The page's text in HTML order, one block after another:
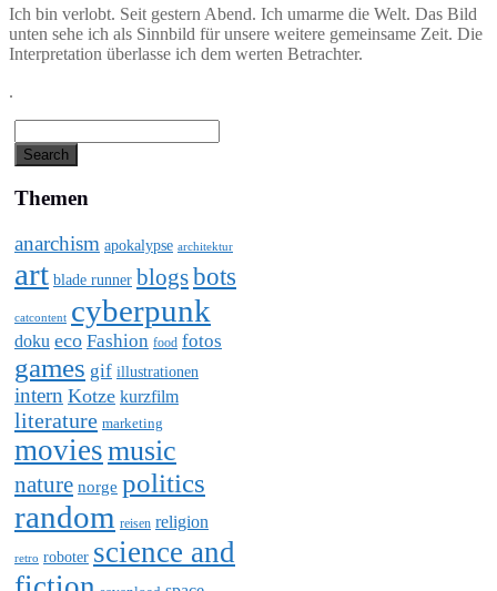
Ich bin verlobt. Seit gestern Abend. Ich umarme die Welt. Das Bild
unten sehe ich als Sinnbild für unsere weitere gemeinsame Zeit. Die
Interpretation überlasse ich dem werten Betrachter.
.
Themen
anarchism apokalypse architektur
art blade runner blogsbots
catcontent cyberpunk
doku eco Fashion food fotos
games gif illustrationen
intern Kotze kurzfilm
literature marketing
moviesmusic
nature norge politics
random reisen religion
retro roboter science and